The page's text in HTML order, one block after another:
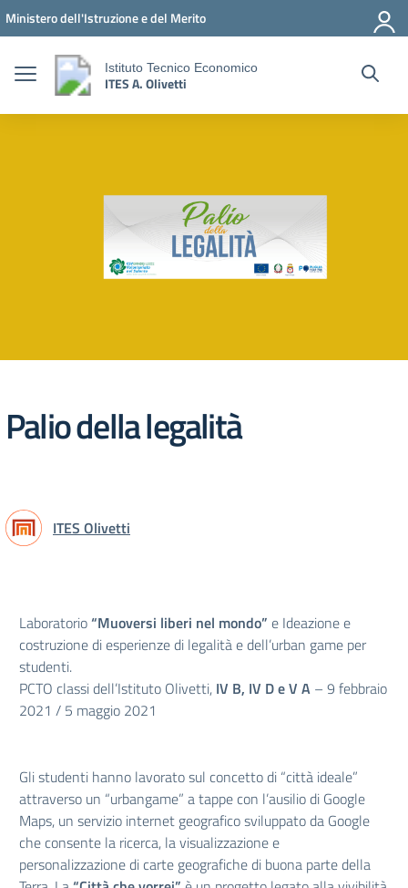
Vai ai contenuti
Vai al menu di navigazione
Vai al footer
Ministero dell'Istruzione e del Merito
Istituto Tecnico Economico
ITES A. Olivetti
Palio della legalità
ITES Olivetti
Laboratorio“Muoversi liberi nel mondo” e Ideazione e
costruzione di esperienze di legalità e dell’urban game per
studenti.
PCTO classi dell’Istituto Olivetti, IV B, IV D e V A – 9 febbraio
2021 / 5 maggio 2021
Gli studenti hanno lavorato sul concetto di “città ideale”
attraverso un “urbangame” a tappe con l’ausilio di Google
Maps, un servizio internet geografico sviluppato da Google
che consente la ricerca, la visualizzazione e
personalizzazione di carte geografiche di buona parte della